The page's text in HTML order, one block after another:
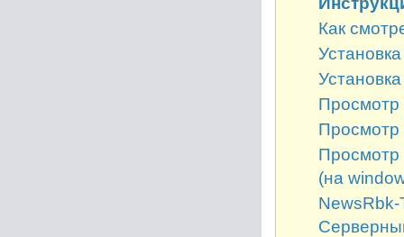
Как
Просмотр
Просмотр
Просмотр
(на